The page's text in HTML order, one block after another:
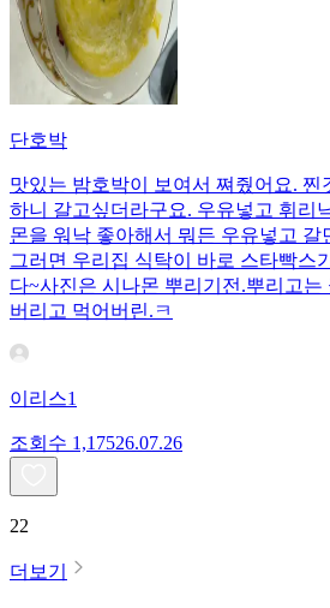
단호박
맛있는 밤호박이 보여서 쪄줬어요.
하니 갈고싶더라구요. 우유넣고 휘리
몬을 워낙 좋아해서 뭐든 우유넣고 갈
그러면 우리집 식탁이 바로 스타빡스
다~사진은 시나몬 뿌리기전.뿌리고는
버리고 먹어버린.ㅋ
이리스1
조회수 1,17526.07.26
22
더보기